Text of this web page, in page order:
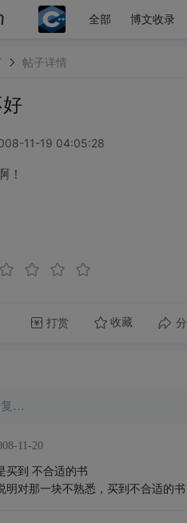
全部 博文收录
帖子详情
11-19 04:05:28
！
打赏 收藏
复…
11-20
买到 不合适的书
明对那一块不熟悉，买到不合适的